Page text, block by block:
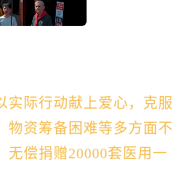
实际行动献上爱心，克服
物资筹备困难等多方面不
无偿捐赠20000套医用一